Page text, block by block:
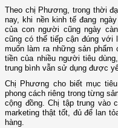
Theo chị Phương, trong thời
nay, khi nền kinh tế đang
của con người cũng ngày
cũng có thể tiếp cận đúng với
muốn làm ra những sản
tiền của nhiều người tiêu
trung bình vẫn sử dụng được
Chị Phương cho biết mục
phong cách riêng trong từng
cộng đồng. Chị tập trung vào
marketing thật tốt, đủ để lan
hàng.